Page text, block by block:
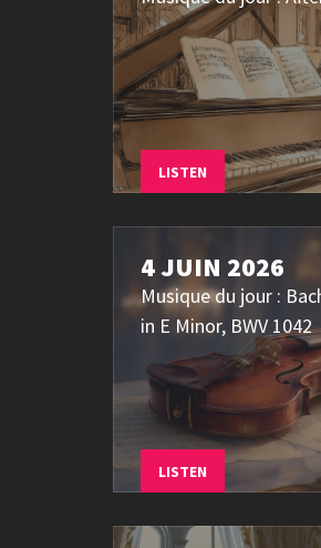
LISTEN
4 JUIN 2026
Musique du jour :
in E Minor, BWV 1042
LISTEN